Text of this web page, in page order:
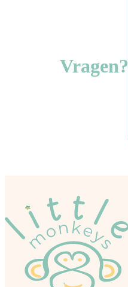
Vragen?